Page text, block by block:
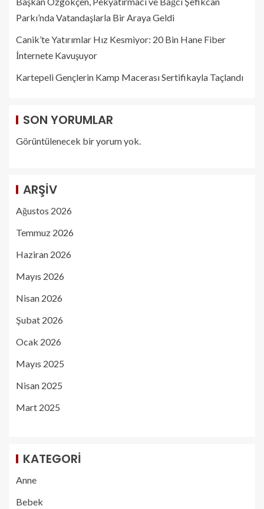
Parkı’nda Vatandaşlarla Bir Araya Geldi
Canik’te Yatırımlar Hız Kesmiyor: 20 Bin Hane Fiber
İnternete Kavuşuyor
Kartepeli Gençlerin Kamp Macerası Sertifikayla Taçlandı
SON YORUMLAR
Görüntülenecek bir yorum yok.
ARŞIV
Ağustos 2026
Temmuz 2026
Haziran 2026
Mayıs 2026
Nisan 2026
Şubat 2026
Ocak 2026
Mayıs 2025
Nisan 2025
Mart 2025
KATEGORI
Anne
Bebek